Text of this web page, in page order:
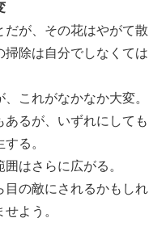
だが、その花はやがて散
掃除は自分でしなくては
これがなかなか大変。
るが、いずれにしても
る。
はさらに広がる。
の敵にされるかもしれ
よう。